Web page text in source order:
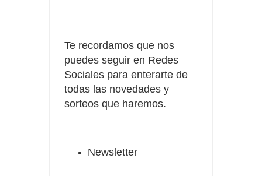
Te recordamos que nos
puedes seguir en Redes
Sociales para enterarte de
todas las novedades y
sorteos que haremos.
Newsletter